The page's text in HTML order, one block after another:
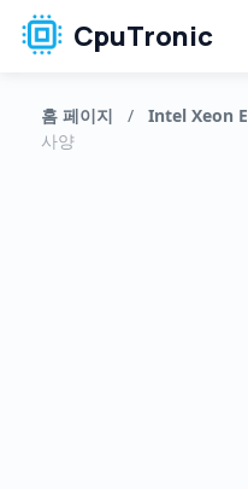
CpuTronic
홈 페이지 / Intel Xeon E
사양